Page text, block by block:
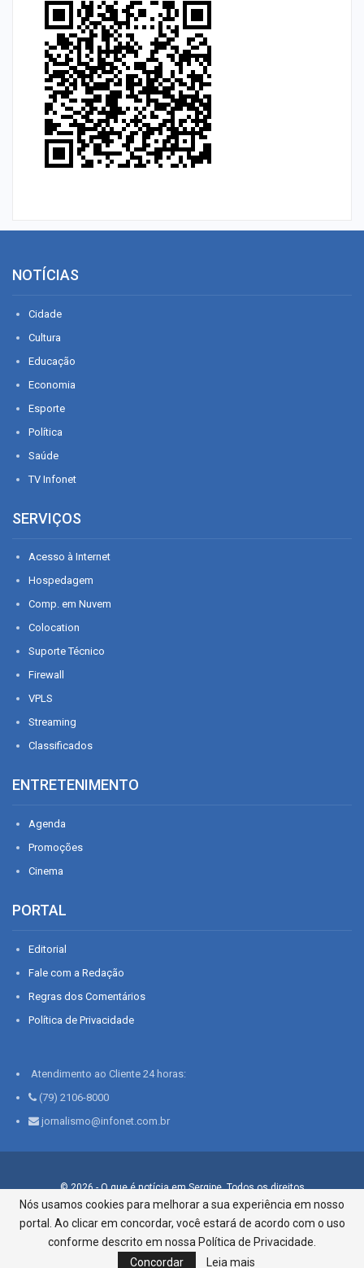
NOTÍCIAS
Cidade
Cultura
Educação
Economia
Esporte
Política
Saúde
TV Infonet
SERVIÇOS
Acesso à Internet
Hospedagem
Comp. em Nuvem
Colocation
Suporte Técnico
Firewall
VPLS
Streaming
Classificados
ENTRETENIMENTO
Agenda
Promoções
Cinema
PORTAL
Editorial
Fale com a Redação
Regras dos Comentários
Política de Privacidade
Atendimento ao Cliente 24 horas:
(79) 2106-8000
jornalismo@infonet.com.br
© 2026 - O que é notícia em Sergipe. Todos os direitos
reservados.
Infonet - Rua Monsenhor Silveira 276, Bairro São José |
Aracaju-SE, CEP 49015-030, Fone: 79.2106.8000 - CI Centro de
Informações LTDA
Nós usamos cookies para melhorar a sua experiência em nosso
portal. Ao clicar em concordar, você estará de acordo com o uso
conforme descrito em nossa Política de Privacidade.
Concordar
Leia mais